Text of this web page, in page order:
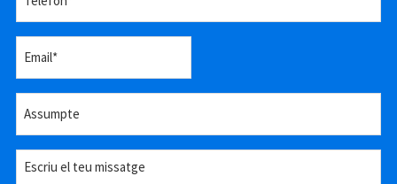
Missatge